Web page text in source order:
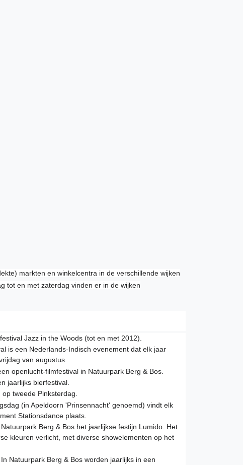
markten en winkelcentra in de verschillende wijken
tot en met zaterdag vinden er in de wijken
Jazz in the Woods (tot en met 2012).
is een Nederlands-Indisch evenement dat elk jaar
van augustus.
openlucht-filmfestival in Natuurpark Berg & Bos.
jaarlijks bierfestival.
tweede Pinksterdag.
(in Apeldoorn 'Prinsennacht' genoemd) vindt elk
Stationsdance plaats.
Berg & Bos het jaarlijkse festijn Lumido. Het
kleuren verlicht, met diverse showelementen op het
Natuurpark Berg & Bos worden jaarlijks in een